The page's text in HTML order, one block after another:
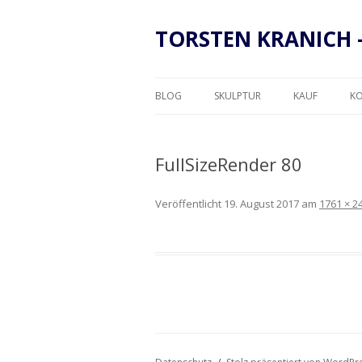
TORSTEN KRANICH
BLOG SKULPTUR KAUF
FullSizeRender 80
Veröffentlicht 19. August 2017 am 1761 ×